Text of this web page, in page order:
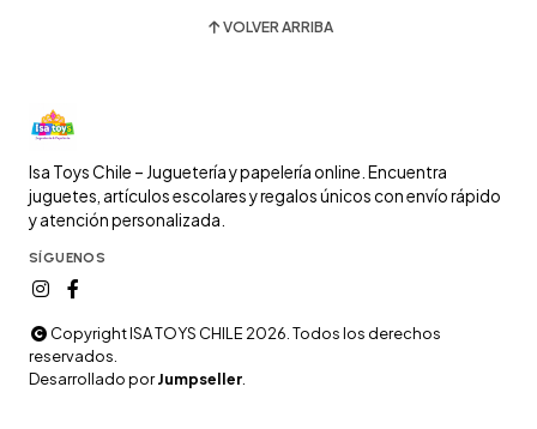
VOLVER ARRIBA
Isa Toys Chile – Juguetería y papelería online. Encuentra
juguetes, artículos escolares y regalos únicos con envío rápido
y atención personalizada.
SÍGUENOS
Copyright ISA TOYS CHILE 2026. Todos los derechos
reservados.
Desarrollado porJumpseller